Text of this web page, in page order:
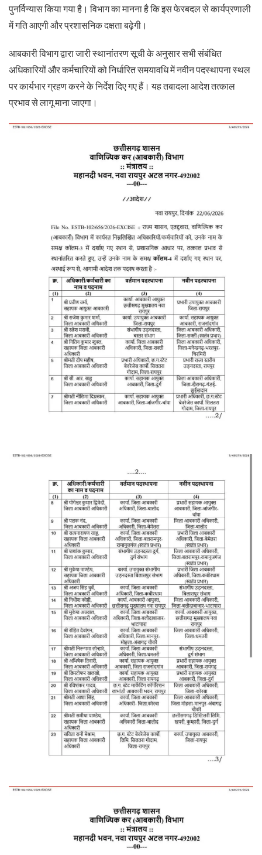
पुनर्विन्यास किया गया है। विभाग का मानना है कि इस फेरबदल से कार्यप्रणाली
में गति आएगी और प्रशासनिक दक्षता बढ़ेगी।
आबकारी विभाग द्वारा जारी स्थानांतरण सूची के अनुसार सभी संबंधित
अधिकारियों और कर्मचारियों को निर्धारित समयावधि में नवीन पदस्थापना स्थल
पर कार्यभार ग्रहण करने के निर्देश दिए गए हैं। यह तबादला आदेश तत्काल
प्रभाव से लागू माना जाएगा।